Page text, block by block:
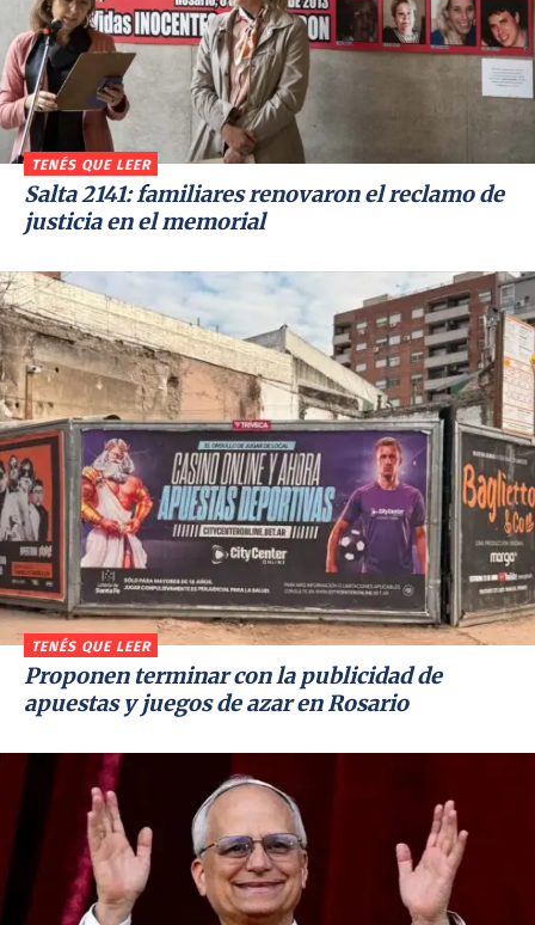
TENÉS QUE LEER
Salta 2141: familiares renovaron el reclamo de
justicia en el memorial
TENÉS QUE LEER
Proponen terminar con la publicidad de
apuestas y juegos de azar en Rosario